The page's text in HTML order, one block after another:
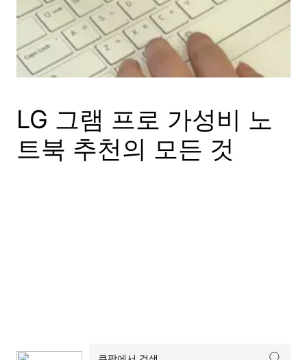
LG 그램 프로 가성비 노
트북 추천의 모든 것